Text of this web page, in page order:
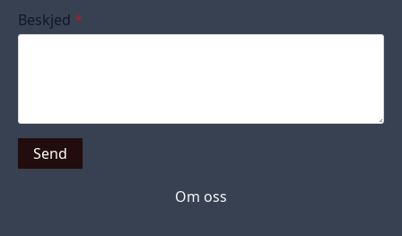
Beskjed *
Send
Om oss